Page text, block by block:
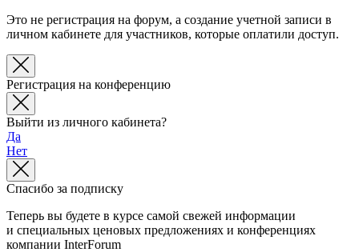
Это не регистрация на форум, а создание учетной записи в
личном кабинете для участников, которые оплатили доступ.
Регистрация на конференцию
Выйти из личного кабинета?
Да
Нет
Спасибо за подписку
Теперь вы будете в курсе самой свежей информации
и специальных ценовых предложениях и конференциях
компании InterForum